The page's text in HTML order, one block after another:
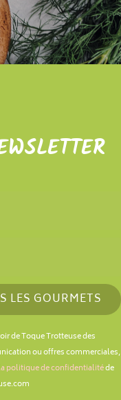
LES GOURMETS
de Toque Trotteuse des
ou offres commerciales,
politique de confidentialitéde